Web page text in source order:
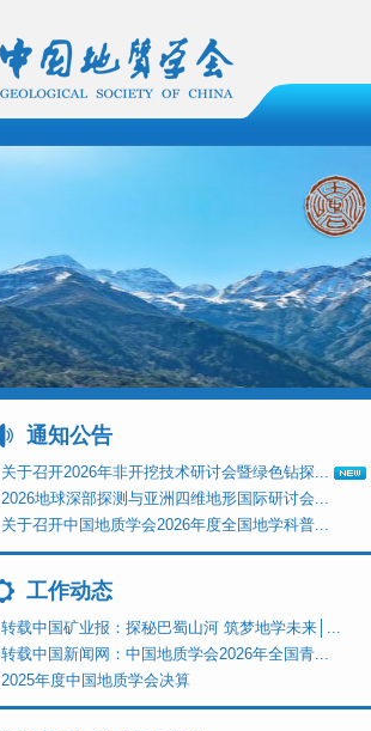
通知公告
关于召开2026年非开挖技术研讨会暨绿色钻探...
2026地球深部探测与亚洲四维地形国际研讨会...
关于召开中国地质学会2026年度全国地学科普...
工作动态
转载中国矿业报：探秘巴蜀山河 筑梦地学未来│...
转载中国新闻网：中国地质学会2026年全国青...
2025年度中国地质学会决算